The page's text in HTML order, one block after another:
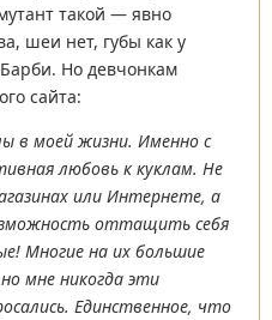
такой — явно
шеи нет, губы как у
Но девчонкам
сайта:
в моей жизни. Именно с
любовь к куклам. Не
или Интернете, а
оттащить себя
Многие на их большие
мне никогда эти
Единственное, что